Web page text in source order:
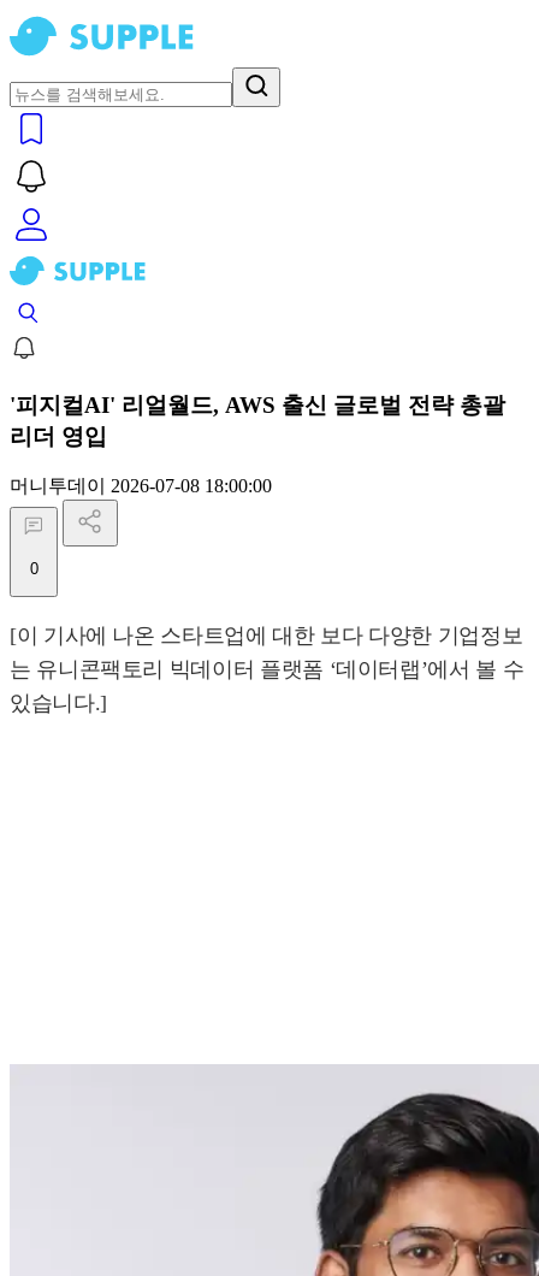
'피지컬AI' 리얼월드, AWS 출신 글로벌 전략 총괄
리더 영입
머니투데이 2026-07-08 18:00:00
0
[이 기사에 나온 스타트업에 대한 보다 다양한 기업정보
는 유니콘팩토리 빅데이터 플랫폼 ‘데이터랩’에서 볼 수
있습니다.]